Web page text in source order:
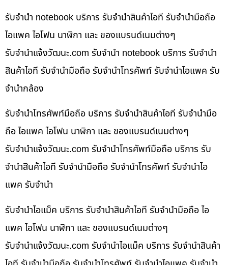
รับจำนำ notebook บริการ รับจำนำสินค้าไอที รับจำนำมือถือ
ไอแพค ไอโฟน นาฬิกา และ ของแบรนด์เนมต่างๆ
รับจํานําแจ้งวัฒนะ.com รับจำนำ notebook บริการ รับจำนำ
สินค้าไอที รับจำนำมือถือ รับจำนำโทรศัพท์ รับจำนำไอแพค รับ
จำนำกล้อง
รับจำนำโทรศัพท์มือถือ บริการ รับจำนำสินค้าไอที รับจำนำมือ
ถือ ไอแพค ไอโฟน นาฬิกา และ ของแบรนด์เนมต่างๆ
รับจํานําแจ้งวัฒนะ.com รับจำนำโทรศัพท์มือถือ บริการ รับ
จำนำสินค้าไอที รับจำนำมือถือ รับจำนำโทรศัพท์ รับจำนำไอ
แพค รับจำนำ
รับจำนำไอแม็ค บริการ รับจำนำสินค้าไอที รับจำนำมือถือ ไอ
แพค ไอโฟน นาฬิกา และ ของแบรนด์เนมต่างๆ
รับจํานําแจ้งวัฒนะ.com รับจำนำไอแม็ค บริการ รับจำนำสินค้า